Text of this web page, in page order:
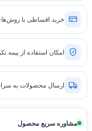
خرید اقساطی با
امکان استفاده از بیمه
ارسال محصولات به
مشاوره سریع محصول